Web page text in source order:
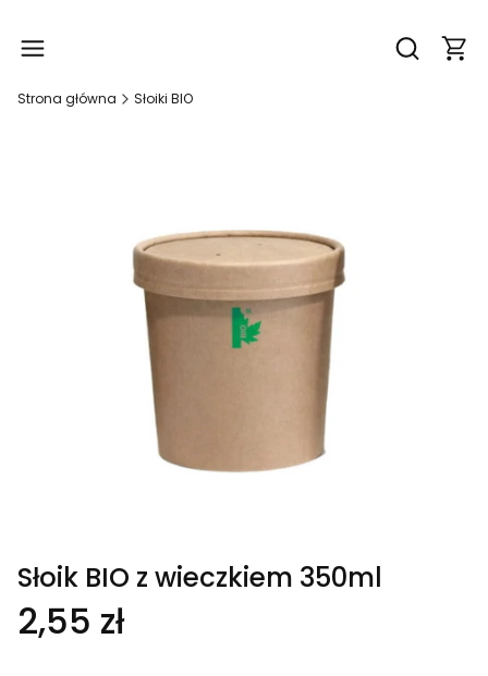
Otwórz
Strona główna Słoiki BIO
Słoik BIO z wieczkiem 350ml
Cena
2,55 zł